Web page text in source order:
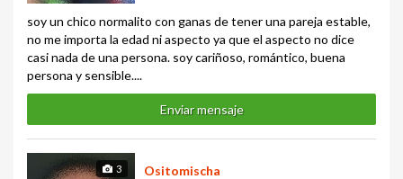
soy un chico normalito con ganas de tener una pareja estable,
no me importa la edad ni aspecto ya que el aspecto no dice
casi nada de una persona. soy cariñoso, romántico, buena
persona y sensible....
Enviar mensaje
3
Ositomischa